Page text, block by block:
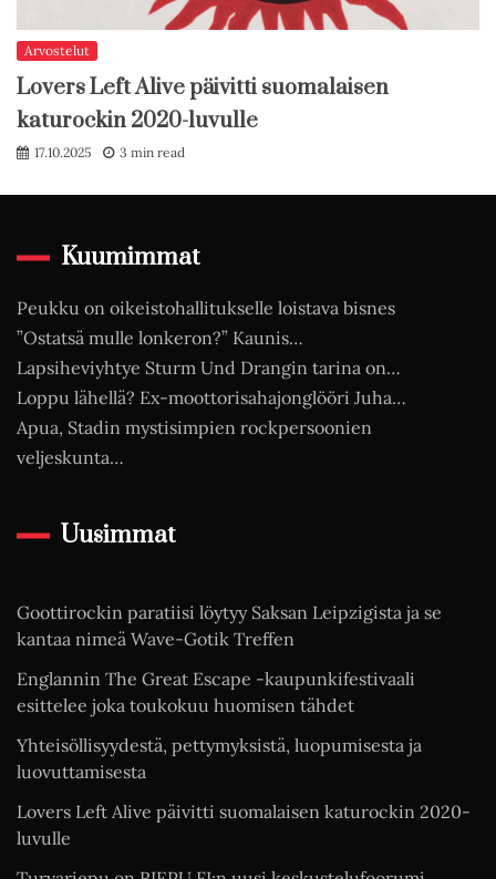
Arvostelut
Lovers Left Alive päivitti suomalaisen
katurockin 2020-luvulle
17.10.2025 3 min read
Kuumimmat
Peukku on oikeistohallitukselle loistava bisnes
”Ostatsä mulle lonkeron?” Kaunis…
Lapsiheviyhtye Sturm Und Drangin tarina on…
Loppu lähellä? Ex-moottorisahajonglööri Juha…
Apua, Stadin mystisimpien rockpersoonien
veljeskunta…
Uusimmat
Goottirockin paratiisi löytyy Saksan Leipzigista ja se
kantaa nimeä Wave-Gotik Treffen
Englannin The Great Escape -kaupunkifestivaali
esittelee joka toukokuu huomisen tähdet
Yhteisöllisyydestä, pettymyksistä, luopumisesta ja
luovuttamisesta
Lovers Left Alive päivitti suomalaisen katurockin 2020-
luvulle